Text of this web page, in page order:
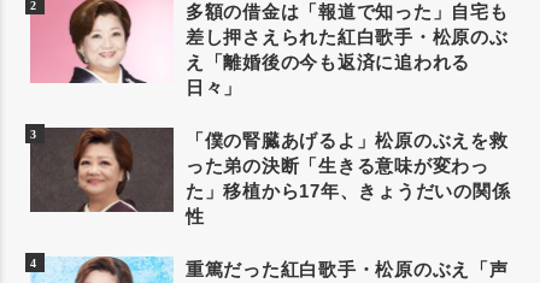
多額の借金は「報道で知った」自宅も
差し押さえられた紅白歌手・松原のぶ
え「離婚後の今も返済に追われる
日々」
「僕の腎臓あげるよ」松原のぶえを救
った弟の決断「生きる意味が変わっ
た」移植から17年、きょうだいの関係
性
重篤だった紅白歌手・松原のぶえ「声